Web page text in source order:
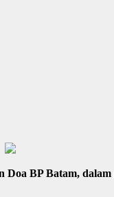
BP Batam,